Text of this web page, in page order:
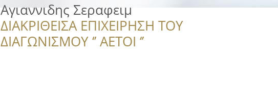
Αγιαννιδης Σεραφειμ
ΔΙΑΚΡΙΘΕΙΣΑ ΕΠΙΧΕΙΡΗΣΗ ΤΟΥ
ΔΙΑΓΩΝΙΣΜΟΥ ‘’ ΑΕΤΟΙ ‘’